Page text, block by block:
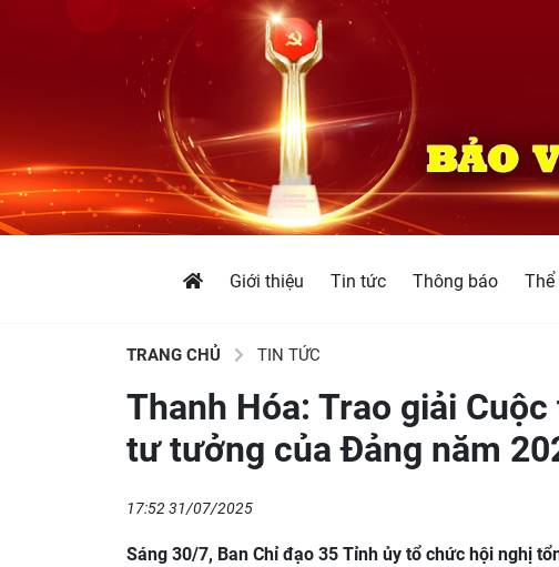
Giới thiệu Tin tức Thông báo Thể
TRANG CHỦ TIN TỨC
Thanh Hóa: Trao giải
tư tưởng của Đảng năm
17:52 31/07/2025
Sáng 30/7, Ban Chỉ đạo 35 Tỉnh ủy tổ chức hội nghị